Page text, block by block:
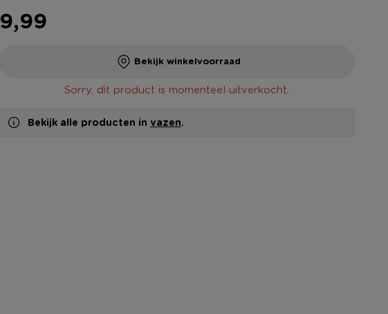
9,99
Bekijk winkelvoorraad
Sorry, dit product is momenteel uitverkocht.
Bekijk alle producten in vazen.